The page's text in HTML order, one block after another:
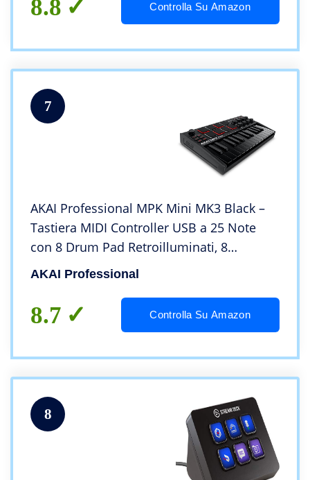
8.8 Controlla Su Amazon
7
AKAI Professional MPK Mini MK3 Black –
Tastiera MIDI Controller USB a 25 Note
con 8 Drum Pad Retroilluminati, 8
Manopole e Software Incluso (Nero)
AKAI Professional
8.7 Controlla Su Amazon
8